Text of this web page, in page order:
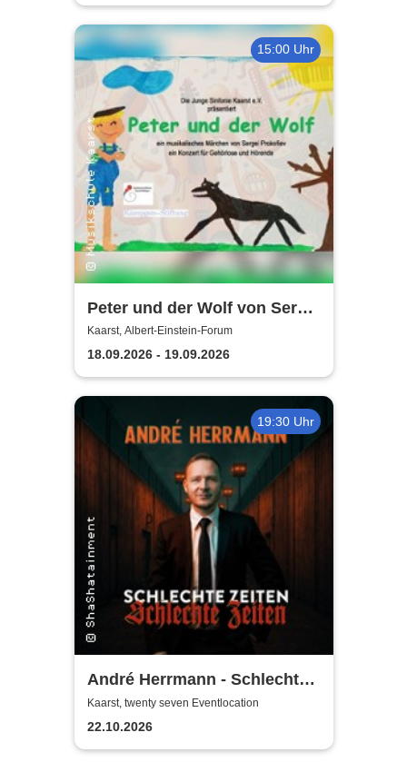
15:00 Uhr
Peter und der Wolf von Sergei
Prokofiev | Konzert für
Gehörlose und Hörende
Kaarst, Albert-Einstein-Forum
18.09.2026 - 19.09.2026
19:30 Uhr
André Herrmann - Schlechte
Zeiten Schlechte Zeiten
Kaarst, twenty seven Eventlocation
22.10.2026